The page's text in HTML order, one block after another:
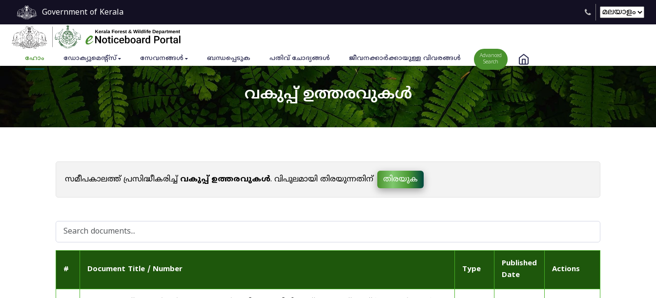
Government of Kerala
ഹോം ഡോക്യുമെൻ്റ്സ് സേവനങ്ങൾ ബന്ധപ്പെടുക പതിവ് ചോദ്യങ്ങൾ ജീവനക്കാര്‍ക്കായുള്ള വിവരങ്ങള്‍
Advanced
Search
വകുപ്പ് ഉത്തരവുകൾ
സമീപകാലത്ത് പ്രസിദ്ധീകരിച്ച്വകുപ്പ് ഉത്തരവുകൾ. വിപുലമായി തിരയുന്നതിന് തിരയുക
# Document Title / Number Type
Published
Date
Actions